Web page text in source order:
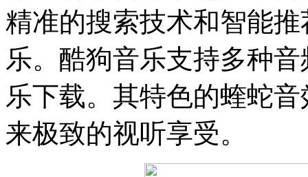
精准的搜索技术和智能
乐。酷狗音乐支持多种
乐下载。其特色的蝰蛇
来极致的视听享受。